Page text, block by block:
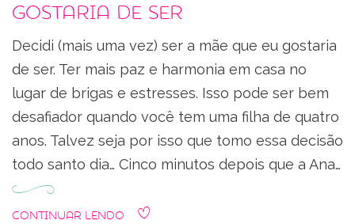
gostaria de ser
Decidi (mais uma vez) ser a mãe que eu gostaria
de ser. Ter mais paz e harmonia em casa no
lugar de brigas e estresses. Isso pode ser bem
desafiador quando você tem uma filha de quatro
anos. Talvez seja por isso que tomo essa decisão
todo santo dia… Cinco minutos depois que a Ana…
Continuar Lendo